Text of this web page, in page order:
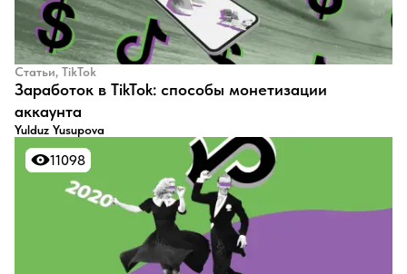
Статьи, TikTok
Заработок в TikTok: способы монетизации
аккаунта
Yulduz Yusupova
11098
11098